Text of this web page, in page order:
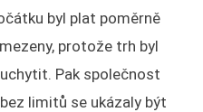
byl plat poměrně
protože trh byl
Pak společnost
limitů se ukázaly být